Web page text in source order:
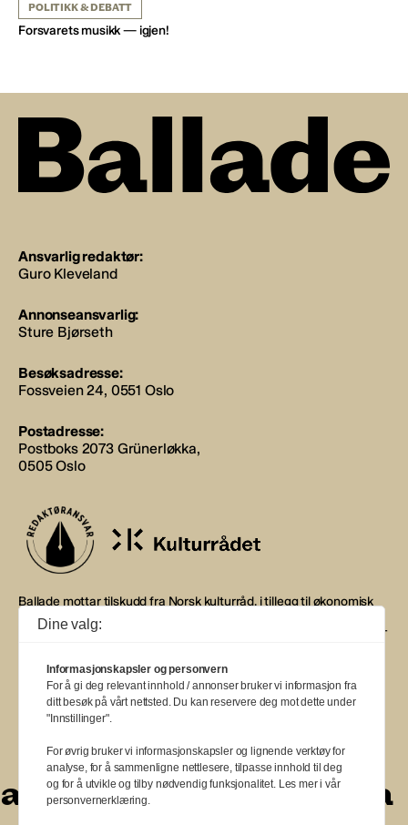
POLITIKK & DEBATT
Forsvarets musikk — igjen!
Ansvarlig redaktør:
Guro Kleveland
Annonseansvarlig:
Sture Bjørseth
Besøksadresse:
Fossveien 24, 0551 Oslo
Postadresse:
Postboks 2073 Grünerløkka,
0505 Oslo
Ballade mottar tilskudd fra Norsk kulturråd, i tillegg til økonomisk
støtte fra eierne NOPA, Norsk komponistforening og
Musikkforleggerne. Ballade drives etter Redaktør- og Vær Varsom-
BALLADE — NORGES MUSIKKMAGASIN
a aa
aa
a
a
Dine valg:
Informasjonskapsler og personvern
For å gi deg relevant innhold / annonser bruker vi informasjon fra
ditt besøk på vårt nettsted. Du kan reservere deg mot dette under
"Innstillinger".
For øvrig bruker vi informasjonskapsler og lignende verktøy for
analyse, for å sammenligne nettlesere, tilpasse innhold til deg
og for å utvikle og tilby nødvendig funksjonalitet. Les mer i vår
personvernerklæring.